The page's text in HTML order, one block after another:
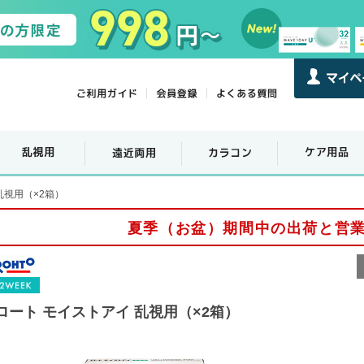
用（×2箱）
夏季（お盆）期間中の出荷と営
ート モイストアイ 乱視用（×2箱）